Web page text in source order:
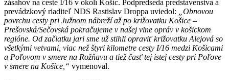
zásahov na ceste I/16 v okolí Košíc. Podpredseda predstavenstva a
prevádzkový riaditeľ NDS Rastislav Droppa uviedol:
„Obnovou
povrchu cesty pri Južnom nábreží až po križovatku Košice –
Prešovská/Sečovská pokračujeme v našej vlne opráv v košickom
regióne. Od začiatku jari sme už stihli opraviť križovatku Alejová so
všetkými vetvami, viac než štyri kilometre cesty I/16 medzi Košicami
a Poľovom v smere na Rožňavu a tiež časť tej istej cesty pri Poľove
v smere na Košice,“ vymenoval.